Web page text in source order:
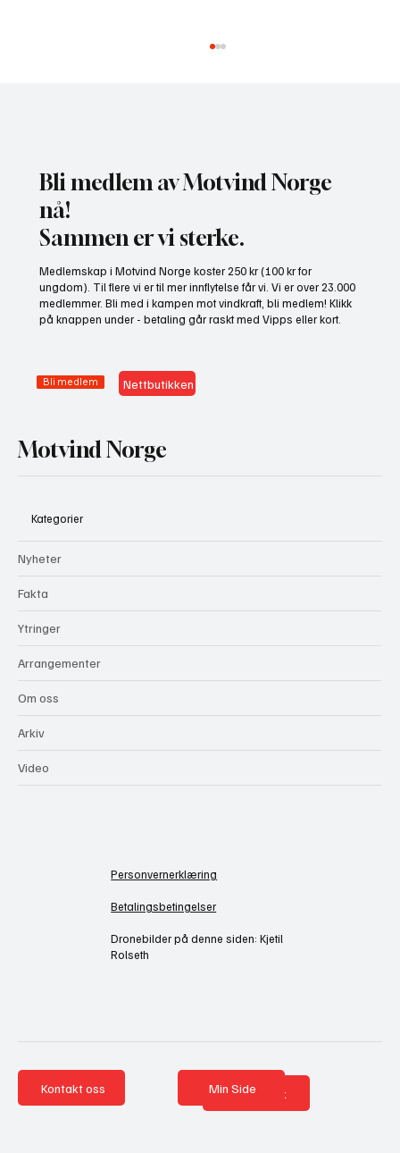
presse fram mer vindkraft
Bli medlem av Motvind Norge
nå!
Sammen er vi sterke.
Medlemskap i Motvind Norge koster 250 kr (100 kr for
ungdom). Til flere vi er til mer innflytelse får vi. Vi er over 23.000
medlemmer. Bli med i kampen mot vindkraft, bli medlem! Klikk
på knappen under - betaling går raskt med Vipps eller kort.
Bli medlem Nettbutikken
Motvind Norge
Kategorier
Nyheter
Fakta
Ytringer
Arrangementer
Om oss
Arkiv
Video
Personvernerklæring
Betalingsbetingelser
Dronebilder på denne siden: Kjetil
Rolseth
Kontakt oss Nettbutikk
Min Side